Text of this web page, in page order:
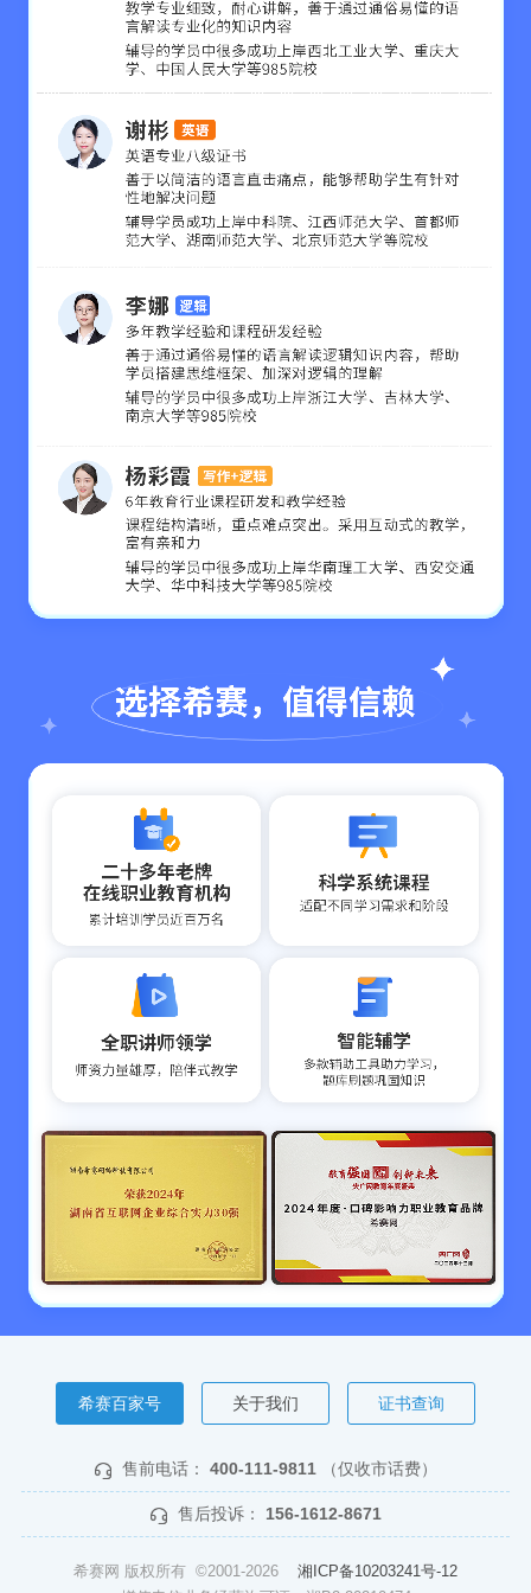
希赛百家号 关于我们 证书查询
售前电话： 400-111-9811 （仅收市话费）
售后投诉： 156-1612-8671
希赛网 版权所有 ©2001-2026 湘ICP备10203241号-12